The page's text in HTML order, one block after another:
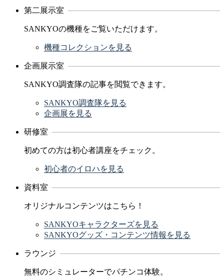
第二展示室
SANKYOの機種をご覧いただけます。
機種コレクションを見る
企画展示室
SANKYO調査隊の記事を閲覧できます。
SANKYO調査隊を見る
企画展を見る
研修室
初めての方は初心者講座をチェック。
初心者のイロハを見る
資料室
オリジナルコンテンツはこちら！
SANKYOキャラクターズを見る
SANKYOグッズ・コンテンツ情報を見る
ラウンジ
無料のシミュレーターでパチンコ体験。